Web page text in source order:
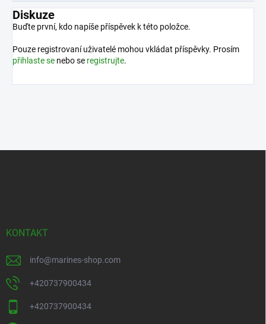
Diskuze
Buďte první, kdo napíše příspěvek k této položce.
Pouze registrovaní uživatelé mohou vkládat příspěvky. Prosím
přihlaste se nebo se registrujte.
KONTAKT
info@marines-shop.com
+420737900434
+420737900434